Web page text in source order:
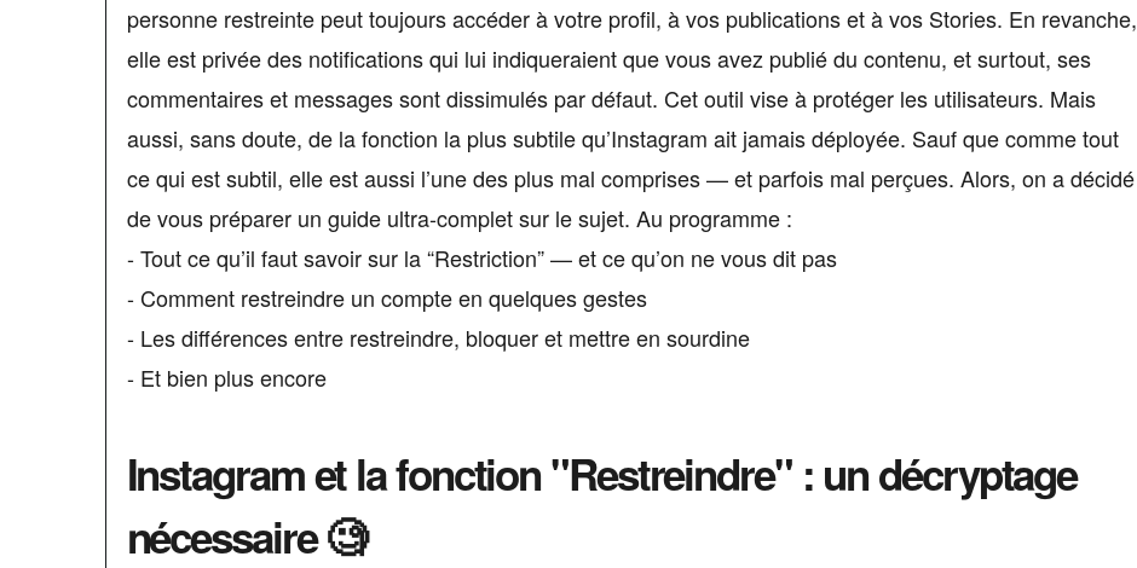
personne restreinte peut toujours accéder à votre profil, à vos publications et à vos Stories. En revanche,
elle est privée des notifications qui lui indiqueraient que vous avez publié du contenu, et surtout, ses
commentaires et messages sont dissimulés par défaut. Cet outil vise à protéger les utilisateurs. Mais
aussi, sans doute, de la fonction la plus subtile qu’Instagram ait jamais déployée. Sauf que comme tout
ce qui est subtil, elle est aussi l’une des plus mal comprises — et parfois mal perçues. Alors, on a décidé
de vous préparer un guide ultra-complet sur le sujet. Au programme :
- Tout ce qu’il faut savoir sur la “Restriction” — et ce qu’on ne vous dit pas
- Comment restreindre un compte en quelques gestes
- Les différences entre restreindre, bloquer et mettre en sourdine
- Et bien plus encore
Instagram et la fonction "Restreindre" : un décryptage
nécessaire 🧐